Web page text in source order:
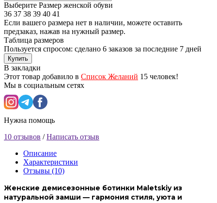
Выберите Размер женской обуви
36 37 38 39 40 41
Если вашего размера нет в наличии, можете оставить
предзаказ, нажав на нужный размер.
Таблица размеров
Пользуется спросом: сделано 6 заказов за последние 7 дней
Купить
В закладки
Этот товар добавило в Список Желаний 15 человек!
Мы в социальным сетях
Нужна помощь
10 отзывов /Написать отзыв
Описание
Характеристики
Отзывы (10)
Женские демисезонные ботинки Maletskiy из
натуральной замши — гармония стиля, уюта и